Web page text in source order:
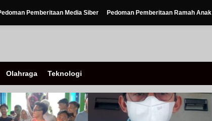
Pemberitaan Media Siber Pedoman Pemberitaan Ramah Anak
Olahraga Teknologi